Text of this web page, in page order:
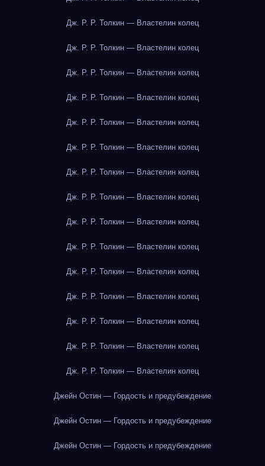
Дж. Р. Р. Толкин — Властелин колец
Дж. Р. Р. Толкин — Властелин колец
Дж. Р. Р. Толкин — Властелин колец
Дж. Р. Р. Толкин — Властелин колец
Дж. Р. Р. Толкин — Властелин колец
Дж. Р. Р. Толкин — Властелин колец
Дж. Р. Р. Толкин — Властелин колец
Дж. Р. Р. Толкин — Властелин колец
Дж. Р. Р. Толкин — Властелин колец
Дж. Р. Р. Толкин — Властелин колец
Дж. Р. Р. Толкин — Властелин колец
Дж. Р. Р. Толкин — Властелин колец
Дж. Р. Р. Толкин — Властелин колец
Дж. Р. Р. Толкин — Властелин колец
Дж. Р. Р. Толкин — Властелин колец
Джейн Остин — Гордость и предубеждение
Джейн Остин — Гордость и предубеждение
Джейн Остин — Гордость и предубеждение